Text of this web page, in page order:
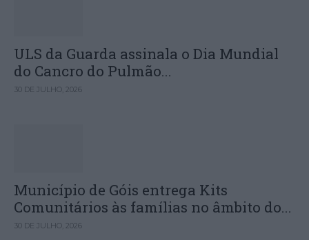
ULS da Guarda assinala o Dia Mundial
do Cancro do Pulmão...
30 DE JULHO, 2026
Município de Góis entrega Kits
Comunitários às famílias no âmbito do...
30 DE JULHO, 2026